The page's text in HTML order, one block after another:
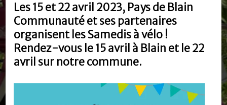
Les 15 et 22 avril 2023, Pays de Blain
Communauté et ses partenaires
organisent les Samedis à vélo !
Rendez-vous le 15 avril à Blain et le 22
avril sur notre commune.